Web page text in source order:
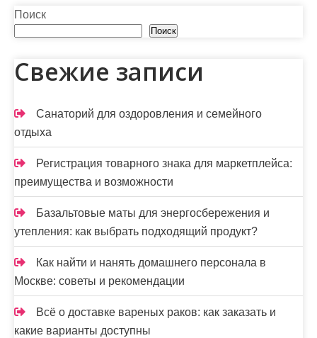
г
и
н
а
ц
и
я
з
а
п
и
с
Поиск
Поиск
Свежие записи
Санаторий для оздоровления и семейного
отдыха
Регистрация товарного знака для маркетплейса:
преимущества и возможности
Базальтовые маты для энергосбережения и
утепления: как выбрать подходящий продукт?
Как найти и нанять домашнего персонала в
Москве: советы и рекомендации
Всё о доставке вареных раков: как заказать и
какие варианты доступны